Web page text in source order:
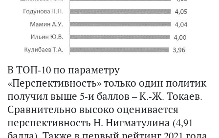
В ТОП-10 по параметру
«Перспективность» только один политик
получил выше 5-и баллов – К.-Ж. Токаев.
Сравнительно высоко оценивается
перспективность Н. Нигматулина (4,91